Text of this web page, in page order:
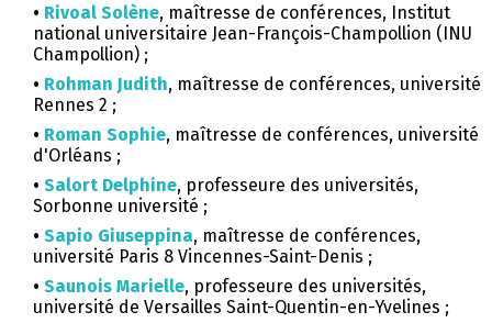
• Rivoal Solène, maîtresse de conférences, Institut
national universitaire Jean-François-Champollion (INU
Champollion) ;
• Rohman Judith, maîtresse de conférences, université
Rennes 2 ;
• Roman Sophie, maîtresse de conférences, université
d'Orléans ;
• Salort Delphine, professeure des universités,
Sorbonne université ;
• Sapio Giuseppina, maîtresse de conférences,
université Paris 8 Vincennes-Saint-Denis ;
• Saunois Marielle, professeure des universités,
université de Versailles Saint-Quentin-en-Yvelines ;